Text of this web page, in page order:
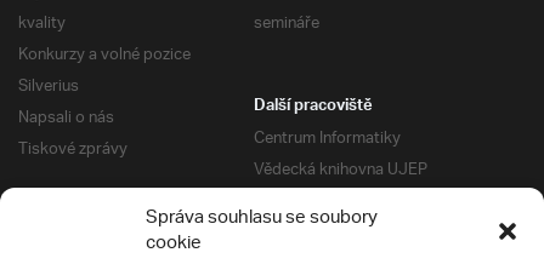
Správa souhlasu se soubory
cookie
kvality
Konkurzy a volné pozice
Silverius
Napsali o nás
Tiskové zprávy
semináře
Další pracoviště
Centrum Informatiky
Vědecká knihovna UJEP
Správa kolejí a menz
Univerzitní centrum podpory